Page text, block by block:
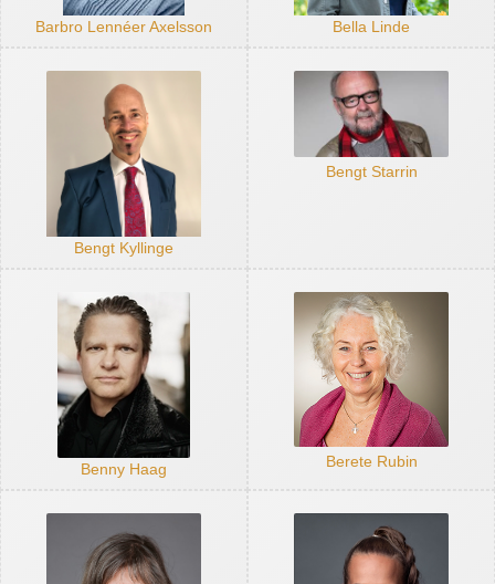
Barbro Lennéer Axelsson Bella Linde
Bengt Kyllinge
Bengt Starrin
Benny Haag Berete Rubin